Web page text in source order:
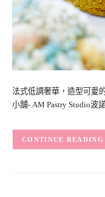
法式低調奢華，造型可愛
小舖- AM Pastry Studio波
CONTINUE READING